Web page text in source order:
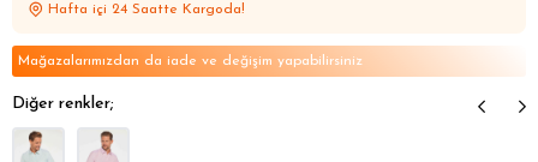
Hafta içi 24 Saatte Kargoda!
Mağazalarımızdan da iade ve değişim yapabilirsiniz
Diğer renkler;